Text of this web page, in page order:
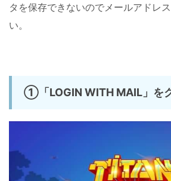
タを保存できないのでメールアドレ
い。
①「LOGIN WITH MAIL」を